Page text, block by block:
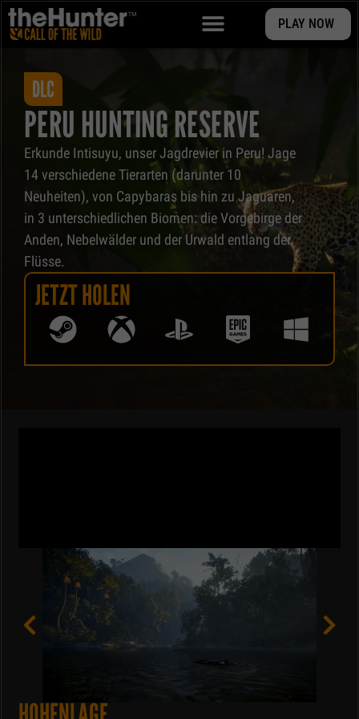
PLAY NOW
DLC
PERU HUNTING RESERVE
Erkunde Intisuyu, unser Jagdrevier in Peru! Jage
14 verschiedene Tierarten (darunter 10
Neuheiten), von Capybaras bis hin zu Jaguaren,
in 3 unterschiedlichen Biomen: die Vorgebirge der
Anden, Nebelwälder und der Urwald entlang der
Flüsse.
JETZTHOLEN